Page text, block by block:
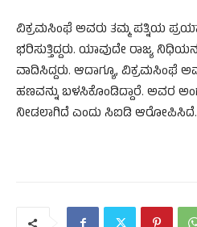
ವಿಕ್ರಮಸಿಂಘೆ ಅವರು ತಮ್ಮ ಪತ್ನಿಯ
ಭರಿಸುತ್ತಿದ್ದರು. ಯಾವುದೇ ರಾಜ್ಯ
ವಾದಿಸಿದ್ದರು. ಆದಾಗ್ಯೂ, ವಿಕ್ರಮಸಿಂಘೆ
ಹಣವನ್ನು ಬಳಸಿಕೊಂಡಿದ್ದಾರೆ. ಅವರ
ನೀಡಲಾಗಿದೆ ಎಂದು ಸಿಐಡಿ ಆರೋಪಿಸಿದೆ.